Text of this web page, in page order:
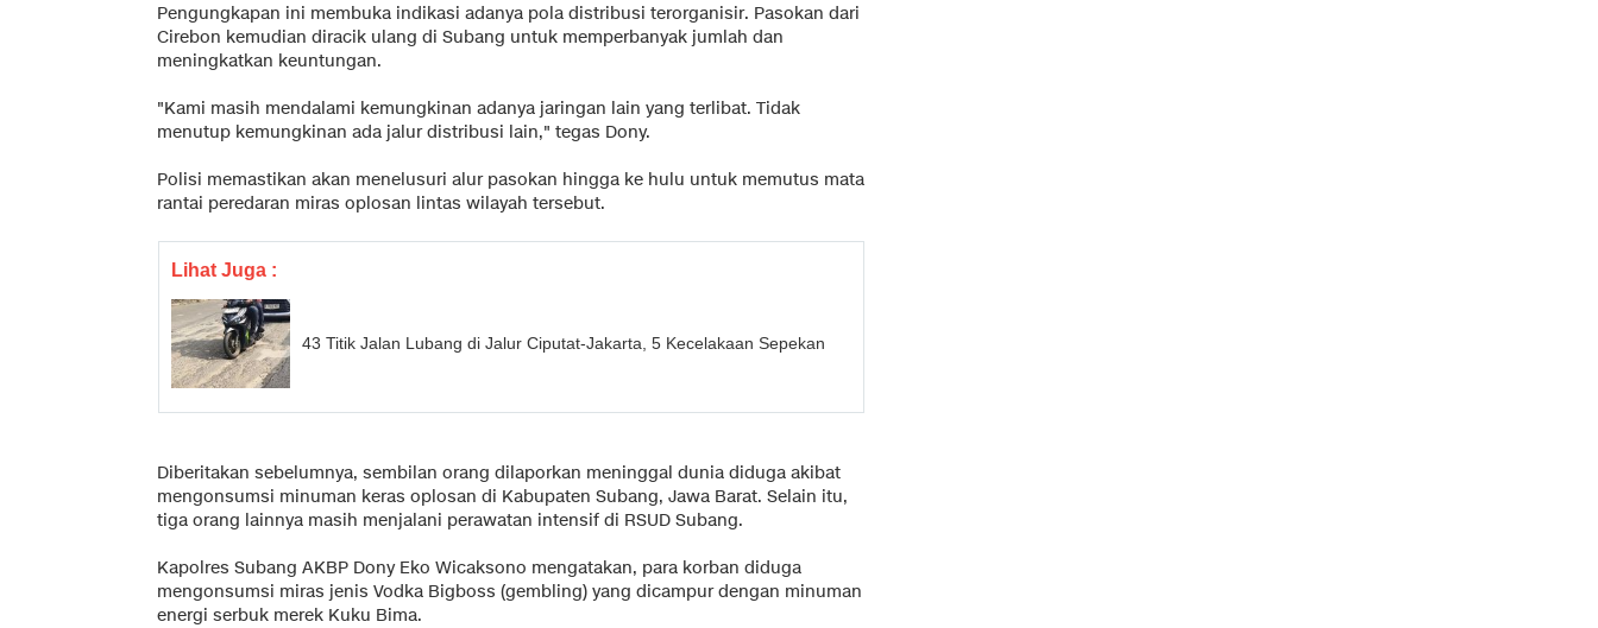
Pengungkapan ini membuka indikasi adanya pola distribusi terorganisir. Pasokan dari
Cirebon kemudian diracik ulang di Subang untuk memperbanyak jumlah dan
meningkatkan keuntungan.
"Kami masih mendalami kemungkinan adanya jaringan lain yang terlibat. Tidak
menutup kemungkinan ada jalur distribusi lain," tegas Dony.
Polisi memastikan akan menelusuri alur pasokan hingga ke hulu untuk memutus mata
rantai peredaran miras oplosan lintas wilayah tersebut.
Lihat Juga :
43 Titik Jalan Lubang di Jalur Ciputat-Jakarta, 5 Kecelakaan Sepekan
Diberitakan sebelumnya, sembilan orang dilaporkan meninggal dunia diduga akibat
mengonsumsi minuman keras oplosan di Kabupaten Subang, Jawa Barat. Selain itu,
tiga orang lainnya masih menjalani perawatan intensif di RSUD Subang.
Kapolres Subang AKBP Dony Eko Wicaksono mengatakan, para korban diduga
mengonsumsi miras jenis Vodka Bigboss (gembling) yang dicampur dengan minuman
energi serbuk merek Kuku Bima.